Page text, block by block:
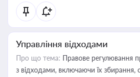
статусу суб'єктів оціночної діяльності
Управління відходами
Про що тема: Правове регулювання
з відходами, включаючи їх збирання,